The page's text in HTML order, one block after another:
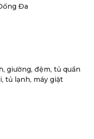
Đa
giường, đệm, tủ quần
tủ lạnh, máy giặt